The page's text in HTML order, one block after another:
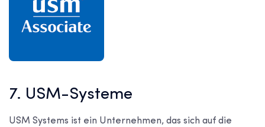
7. USM-Systeme
USM Systems ist ein Unternehmen, das sich auf die